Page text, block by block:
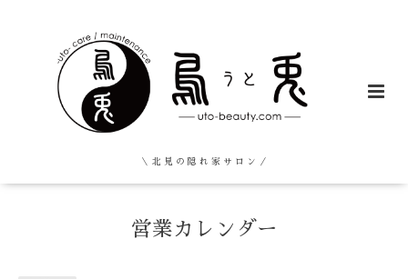
＼ 北 見 の 隠 れ 家 サ ロ ン ／
営業カレンダー